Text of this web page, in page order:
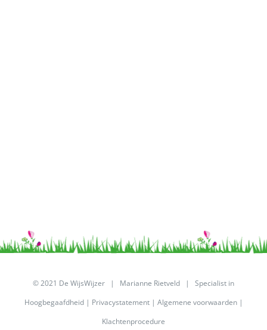
© 2021 De WijsWijzer | Marianne Rietveld | Specialist in
Hoogbegaafdheid | Privacystatement| Algemene voorwaarden|
Klachtenprocedure